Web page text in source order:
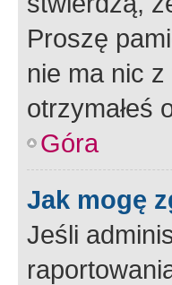
Proszę
nie ma nic
otrzymałeś
Góra
Jak mogę
Jeśli